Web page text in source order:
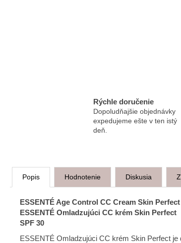
Rýchle doručenie
Dopoludňajšie objednávky
expedujeme ešte v ten istý
deň.
Popis Hodnotenie Diskusia
ESSENTÉ Age Control CC Cream Skin Perfect
ESSENTÉ Omladzujúci CC krém Skin Perfect
SPF 30
ESSENTÉ Omladzujúci CC krém Skin Perfect